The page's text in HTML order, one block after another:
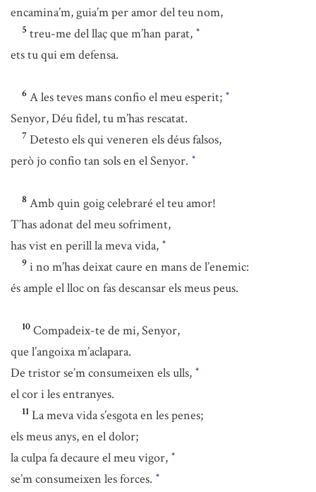
encamina’m, guia’m per amor del teu nom,
5 treu-me del llaç que m’han parat, *
ets tu qui em defensa.
6 A les teves mans confio el meu esperit; *
Senyor, Déu fidel, tu m’has rescatat.
7 Detesto els qui veneren els déus falsos,
però jo confio tan sols en el Senyor. *
8 Amb quin goig celebraré el teu amor!
T’has adonat del meu sofriment,
has vist en perill la meva vida, *
9 i no m’has deixat caure en mans de l’enemic:
és ample el lloc on fas descansar els meus peus.
10 Compadeix-te de mi, Senyor,
que l’angoixa m’aclapara.
De tristor se’m consumeixen els ulls, *
el cor i les entranyes.
11 La meva vida s’esgota en les penes;
els meus anys, en el dolor;
la culpa fa decaure el meu vigor, *
se’m consumeixen les forces. *